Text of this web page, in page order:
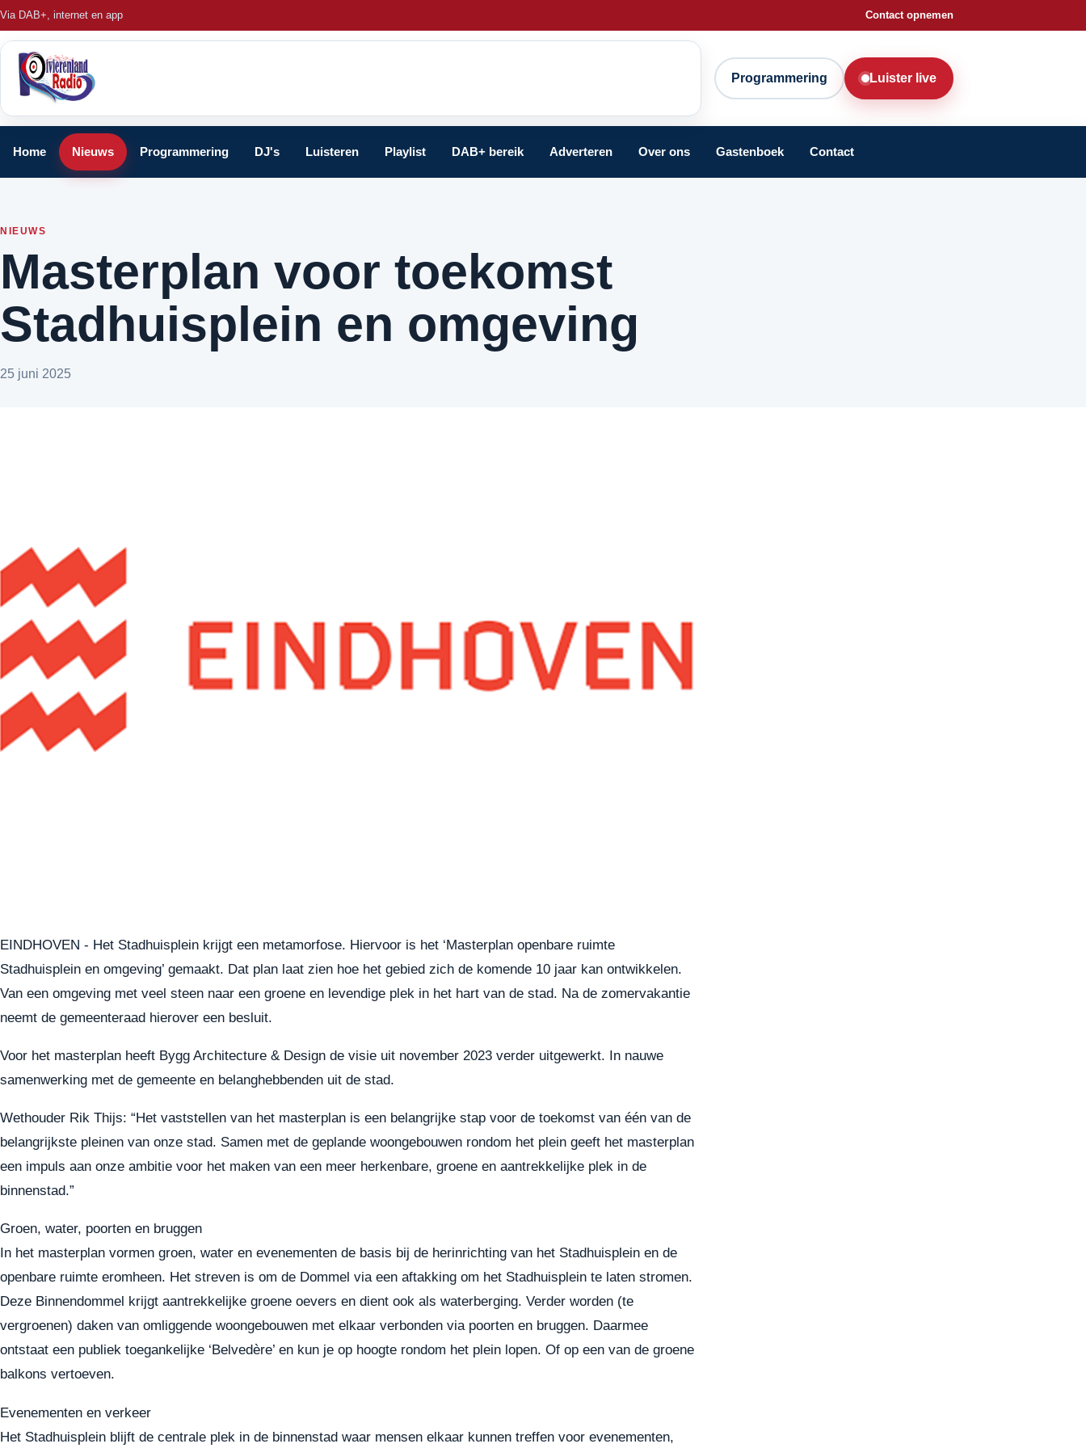
Via DAB+, internet en app Contact opnemen
Programmering Luister live
Home Nieuws Programmering DJ's Luisteren Playlist DAB+ bereik Adverteren Over ons Gastenboek Contact
NIEUWS
Masterplan voor toekomst
Stadhuisplein en omgeving
25 juni 2025
EINDHOVEN - Het Stadhuisplein krijgt een metamorfose. Hiervoor is het ‘Masterplan openbare ruimte
Stadhuisplein en omgeving’ gemaakt. Dat plan laat zien hoe het gebied zich de komende 10 jaar kan ontwikkelen.
Van een omgeving met veel steen naar een groene en levendige plek in het hart van de stad. Na de zomervakantie
neemt de gemeenteraad hierover een besluit.
Voor het masterplan heeft Bygg Architecture & Design de visie uit november 2023 verder uitgewerkt. In nauwe
samenwerking met de gemeente en belanghebbenden uit de stad.
Wethouder Rik Thijs: “Het vaststellen van het masterplan is een belangrijke stap voor de toekomst van één van de
belangrijkste pleinen van onze stad. Samen met de geplande woongebouwen rondom het plein geeft het masterplan
een impuls aan onze ambitie voor het maken van een meer herkenbare, groene en aantrekkelijke plek in de
binnenstad.”
Groen, water, poorten en bruggen
In het masterplan vormen groen, water en evenementen de basis bij de herinrichting van het Stadhuisplein en de
openbare ruimte eromheen. Het streven is om de Dommel via een aftakking om het Stadhuisplein te laten stromen.
Deze Binnendommel krijgt aantrekkelijke groene oevers en dient ook als waterberging. Verder worden (te
vergroenen) daken van omliggende woongebouwen met elkaar verbonden via poorten en bruggen. Daarmee
ontstaat een publiek toegankelijke ‘Belvedère’ en kun je op hoogte rondom het plein lopen. Of op een van de groene
balkons vertoeven.
Evenementen en verkeer
Het Stadhuisplein blijft de centrale plek in de binnenstad waar mensen elkaar kunnen treffen voor evenementen,